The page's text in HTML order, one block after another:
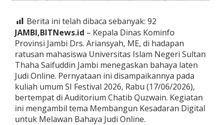
r
i
a
n
s
y
a
h
T
e
g
a
Berita ini telah dibaca sebanyak: 92
JAMBI,BITNews.id – Kepala Dinas Kominfo
Provinsi Jambi Drs. Ariansyah, ME, di hadapan
ratusan mahasiswa Universitas Islam Negeri Sultan
Thaha Saifuddin Jambi menegaskan bahaya laten
Judi Online. Pernyataan ini disampaikannya pada
kuliah umum SI Festival 2026, Rabu (17/06/2026),
bertempat di Auditorium Chatib Quzwain. Kegiatan
ini mengambil tema Membangun Kesadaran Digital
untuk Melawan Bahaya Judi Online.